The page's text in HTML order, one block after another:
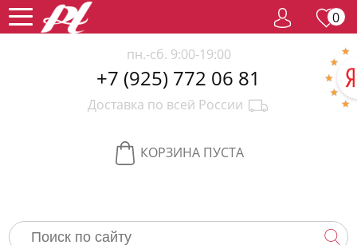
0
пн.-сб. 9:00-19:00
+7 (925) 772 06 81
Доставка по всей России
КОРЗИНА ПУСТА
Женский
парфюм
Мужской
парфюм
Селективный
косметика